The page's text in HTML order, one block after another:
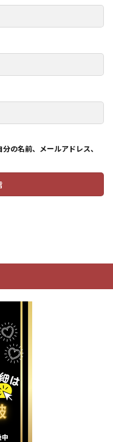
の名前、メールアドレス、